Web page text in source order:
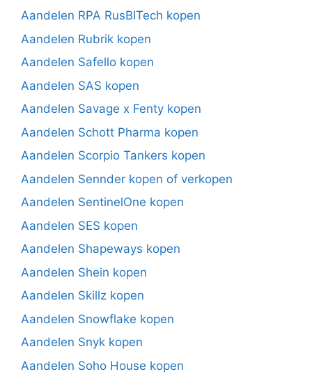
Aandelen RPA RusBITech kopen
Aandelen Rubrik kopen
Aandelen Safello kopen
Aandelen SAS kopen
Aandelen Savage x Fenty kopen
Aandelen Schott Pharma kopen
Aandelen Scorpio Tankers kopen
Aandelen Sennder kopen of verkopen
Aandelen SentinelOne kopen
Aandelen SES kopen
Aandelen Shapeways kopen
Aandelen Shein kopen
Aandelen Skillz kopen
Aandelen Snowflake kopen
Aandelen Snyk kopen
Aandelen Soho House kopen